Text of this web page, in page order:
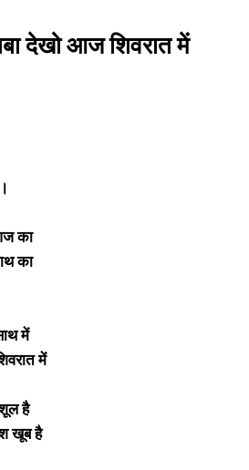
देखो आज शिवरात में
का
का
में
में
है
खूब है